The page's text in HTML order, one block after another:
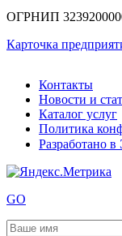
ОГРНИП
Карточка
Контакты
Новости и
Каталог услуг
Политика
Разработано
GO